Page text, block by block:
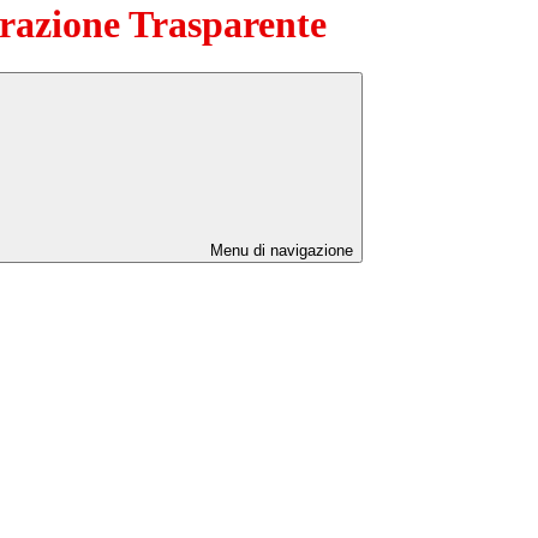
Trasparente
Menu di navigazione